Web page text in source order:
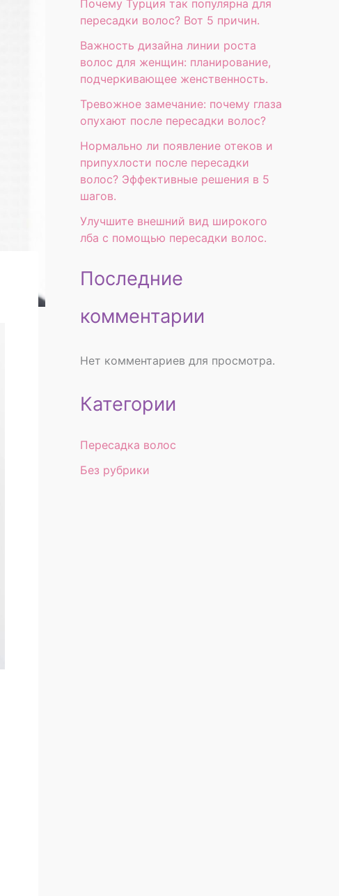
Почему Турция так популярна для
пересадки волос? Вот 5 причин.
Важность дизайна линии роста
волос для женщин: планирование,
подчеркивающее женственность.
Тревожное замечание: почему глаза
опухают после пересадки волос?
Нормально ли появление отеков и
припухлости после пересадки
волос? Эффективные решения в 5
шагов.
Улучшите внешний вид широкого
лба с помощью пересадки волос.
Последние
комментарии
Нет комментариев для просмотра.
Категории
Пересадка волос
Без рубрики